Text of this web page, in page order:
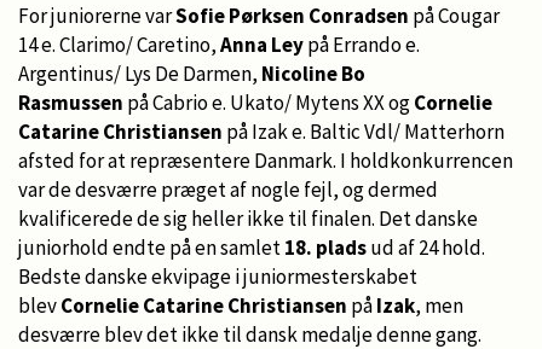
For juniorerne varSofie Pørksen Conradsen på Cougar
14 e. Clarimo/ Caretino,Anna Leypå Errando e.
Argentinus/ Lys De Darmen, Nicoline Bo
Rasmussen på Cabrio e. Ukato/ Mytens XX ogCornelie
Catarine Christiansen på Izak e. Baltic Vdl/ Matterhorn
afsted for at repræsentere Danmark. I holdkonkurrencen
var de desværre præget af nogle fejl, og dermed
kvalificerede de sig heller ikke til finalen. Det danske
juniorhold endte på en samlet18. pladsud af 24 hold.
Bedste danske ekvipage i juniormesterskabet
blevCornelie Catarine Christiansen påIzak, men
desværre blev det ikke til dansk medalje denne gang.